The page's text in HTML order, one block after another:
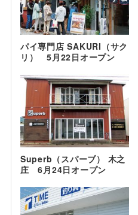
パイ専門店 SAKURI（サク
リ） 5月22日オープン
Superb（スパーブ） 木之
庄 6月24日オープン